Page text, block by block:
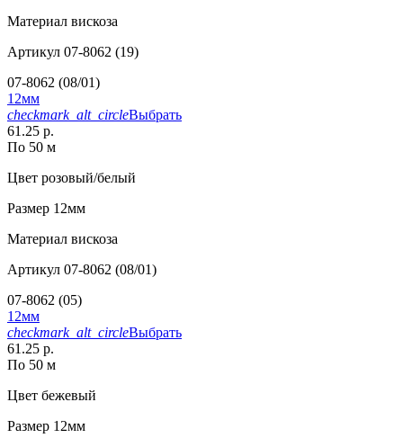
Материал вискоза
Артикул 07-8062 (19)
07-8062 (08/01)
12мм
checkmark_alt_circleВыбрать
61.25 р.
По 50 м
Цвет розовый/белый
Размер 12мм
Материал вискоза
Артикул 07-8062 (08/01)
07-8062 (05)
12мм
checkmark_alt_circleВыбрать
61.25 р.
По 50 м
Цвет бежевый
Размер 12мм